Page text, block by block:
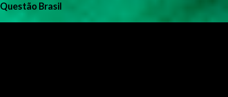
Questão Brasil